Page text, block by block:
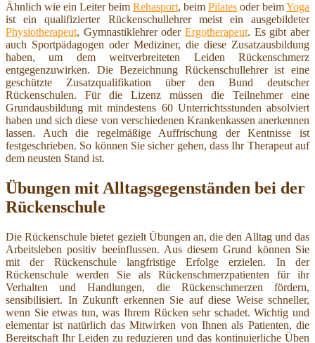
Ähnlich wie ein Leiter beim Rehasport, beim Pilates oder beimYoga
ist ein qualifizierter Rückenschullehrer meist ein ausgebildeter
Physiotherapeut, Gymnastiklehrer oder Ergotherapeut. Es gibt aber
auch Sportpädagogen oder Mediziner, die diese Zusatzausbildung
haben, um dem weitverbreiteten Leiden Rückenschmerz
entgegenzuwirken. Die Bezeichnung Rückenschullehrer ist eine
geschützte Zusatzqualifikation über den Bund deutscher
Rückenschulen. Für die Lizenz müssen die Teilnehmer eine
Grundausbildung mit mindestens 60 Unterrichtsstunden absolviert
haben und sich diese von verschiedenen Krankenkassen anerkennen
lassen. Auch die regelmäßige Auffrischung der Kentnisse ist
festgeschrieben. So können Sie sicher gehen, dass Ihr Therapeut auf
dem neusten Stand ist.
Übungen mit Alltagsgegenständen bei der
Rückenschule
Die Rückenschule bietet gezielt Übungen an, die den Alltag und das
Arbeitsleben positiv beeinflussen. Aus diesem Grund können Sie
mit der Rückenschule langfristige Erfolge erzielen. In der
Rückenschule werden Sie als Rückenschmerzpatienten für ihr
Verhalten und Handlungen, die Rückenschmerzen fördern,
sensibilisiert. In Zukunft erkennen Sie auf diese Weise schneller,
wenn Sie etwas tun, was Ihrem Rücken sehr schadet. Wichtig und
elementar ist natürlich das Mitwirken von Ihnen als Patienten, die
Bereitschaft Ihr Leiden zu reduzieren und das kontinuierliche Üben